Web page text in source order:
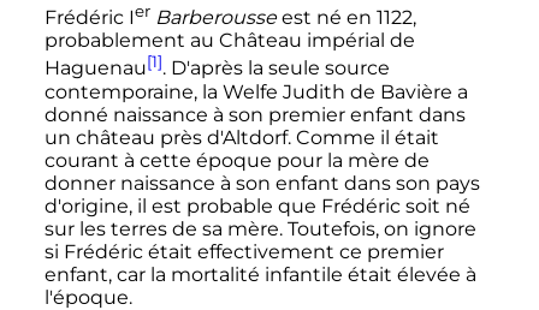
Frédéric Ier Barberousseest né en 1122,
probablement au Château impérial de
Haguenau[1]. D'après la seule source
contemporaine, la Welfe Judith de Bavière a
donné naissance à son premier enfant dans
un château près d'Altdorf. Comme il était
courant à cette époque pour la mère de
donner naissance à son enfant dans son pays
d'origine, il est probable que Frédéric soit né
sur les terres de sa mère. Toutefois, on ignore
si Frédéric était effectivement ce premier
enfant, car la mortalité infantile était élevée à
l'époque.